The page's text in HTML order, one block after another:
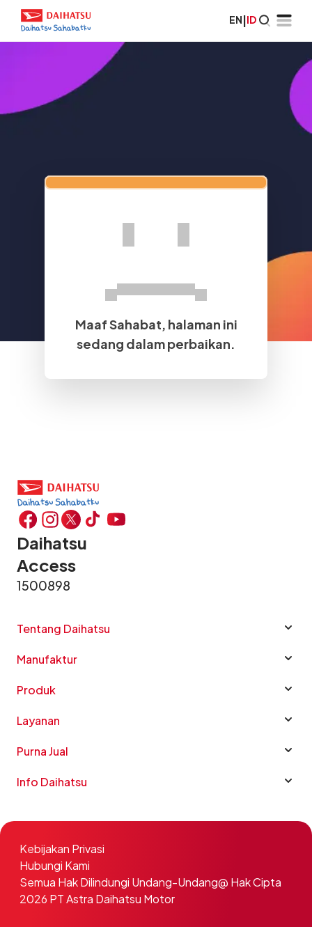
EN|ID
Maaf Sahabat, halaman ini
sedang dalam perbaikan.
Daihatsu
Access
1500898
Tentang Daihatsu
Manufaktur
Produk
Layanan
Purna Jual
Info Daihatsu
Semua Hak Dilindungi Undang-Undang@ Hak Cipta
2026 PT Astra Daihatsu Motor
Kebijakan Privasi
Hubungi Kami